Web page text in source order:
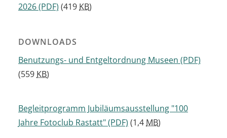
2026(PDF) (419 KB)
DOWNLOADS
Benutzungs- und Entgeltordnung Museen (PDF)
(559 KB)
Begleitprogramm Jubiläumsausstellung "100
Jahre Fotoclub Rastatt"(PDF) (1,4 MB)